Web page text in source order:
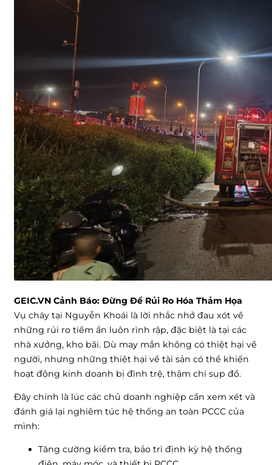
GEIC.VN Cảnh Báo: Đừng Để Rủi Ro Hóa Thảm Họa
Vụ cháy tại Nguyễn Khoái là lời nhắc nhở đau xót về
những rủi ro tiềm ẩn luôn rình rập, đặc biệt là tại các
nhà xưởng, kho bãi. Dù may mắn không có thiệt hại về
người, nhưng những thiệt hại về tài sản có thể khiến
hoạt động kinh doanh bị đình trệ, thậm chí sụp đổ.
Đây chính là lúc các chủ doanh nghiệp cần xem xét và
đánh giá lại nghiêm túc hệ thống an toàn PCCC của
mình:
Tăng cường kiểm tra, bảo trì định kỳ hệ thống